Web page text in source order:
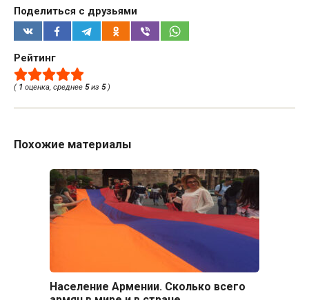
Поделиться с друзьями
Рейтинг
( 1 оценка, среднее 5из 5)
Похожие материалы
Население Армении. Сколько всего